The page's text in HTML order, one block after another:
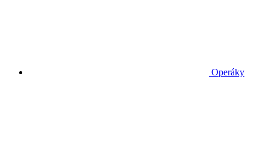
Operáky